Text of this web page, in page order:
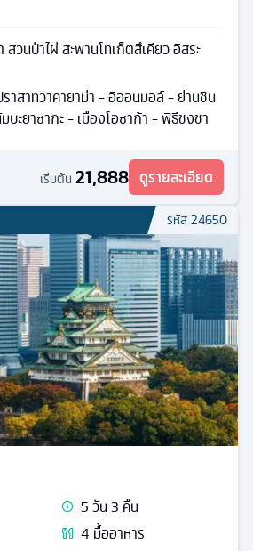
สวนป่าไผ่ สะพานโทเก็ตสึเคียว อิสระ
าสาทวาคายาม่า - อิออนมอล์ - ย่านชิน
บะยาซากะ - เมืองโอซาก้า - พิธีชงชา
เริ่มต้น 21,888 ดูรายละเอียด
รหัส24650
5วัน3 คืน
4 มื้ออาหาร